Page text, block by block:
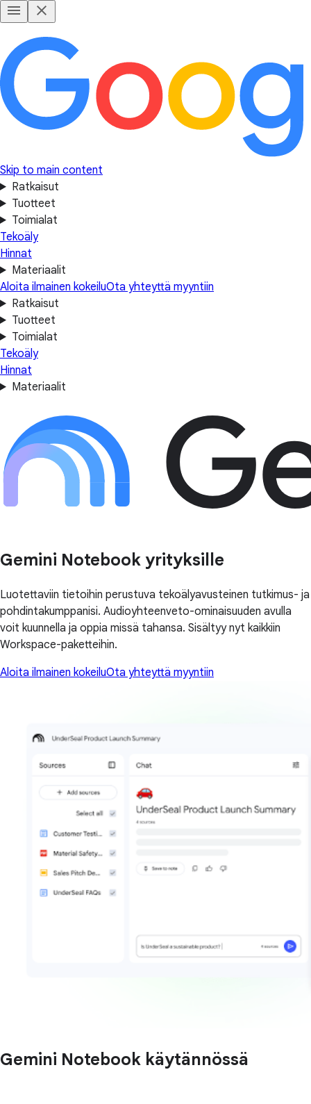
Skip to main content
Ratkaisut
Tuotteet
Toimialat
Tekoäly
Hinnat
Materiaalit
Aloita ilmainen kokeiluOta yhteyttä myyntiin
Ratkaisut
Tuotteet
Toimialat
Tekoäly
Hinnat
Materiaalit
Gemini Notebook yrityksille
Luotettaviin tietoihin perustuva tekoälyavusteinen tutkimus- ja
pohdintakumppanisi. Audioyhteenveto-ominaisuuden avulla
voit kuunnella ja oppia missä tahansa. Sisältyy nyt kaikkiin
Workspace-paketteihin.
Aloita ilmainen kokeiluOta yhteyttä myyntiin
Gemini Notebook käytännössä